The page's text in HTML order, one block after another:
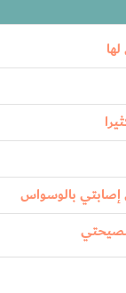
إصابتي بالوسواس